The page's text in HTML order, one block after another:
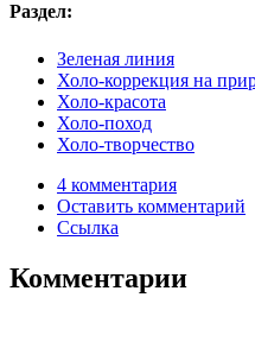
Раздел:
Зеленая линия
Холо-коррекция на
Холо-красота
Холо-поход
Холо-творчество
4 комментария
Оставить комментарий
Ссылка
Комментарии